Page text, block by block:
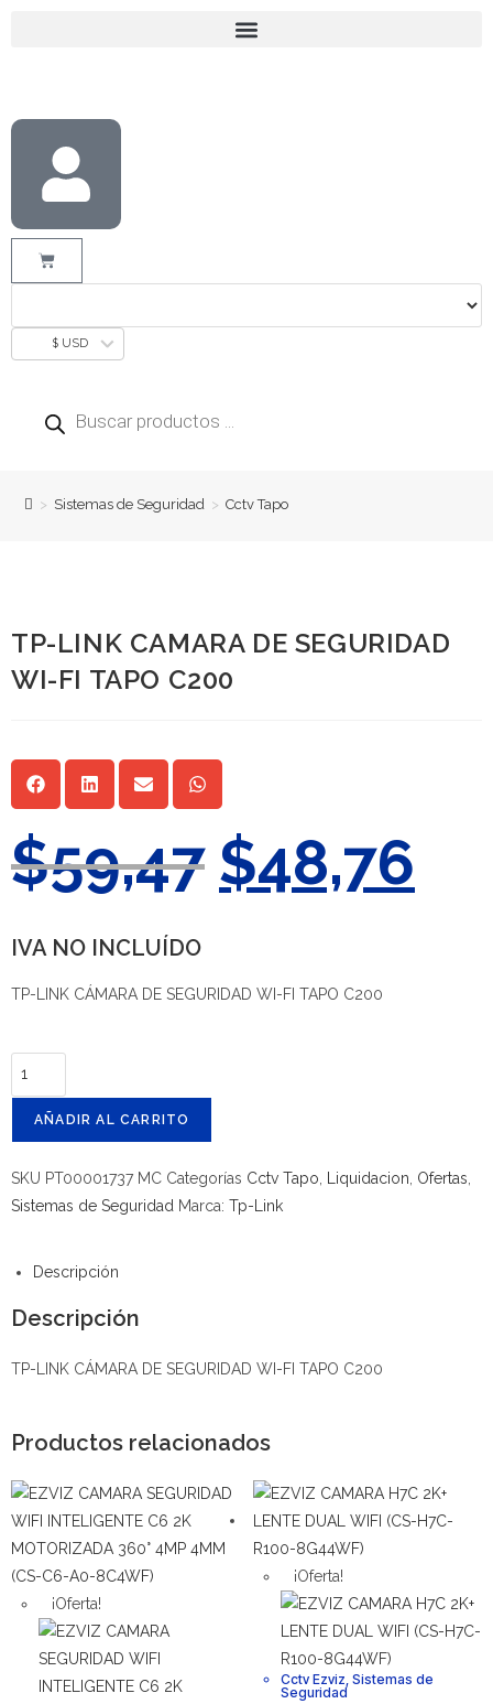
$ USD
> Sistemas de Seguridad > Cctv Tapo
TP-LINK CAMARA DE SEGURIDAD
WI-FI TAPO C200
$59,47 $48,76
IVA NO INCLUÍDO
TP-LINK CÁMARA DE SEGURIDAD WI-FI TAPO C200
AÑADIR AL CARRITO
SKU PT00001737 MC Categorías Cctv Tapo Liquidacion Ofertas
Sistemas de Seguridad Marca: Tp-Link
Descripción
Descripción
TP-LINK CÁMARA DE SEGURIDAD WI-FI TAPO C200
Productos relacionados
¡Oferta!
¡Oferta!
Cctv Ezviz ,Sistemas de
Seguridad